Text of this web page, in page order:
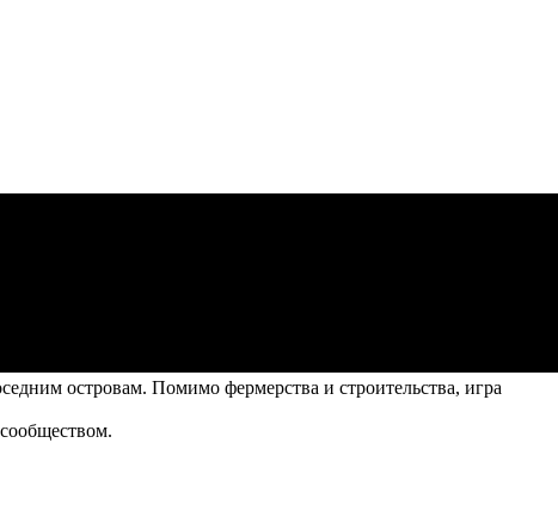
островам. Помимо фермерства и строительства, игра